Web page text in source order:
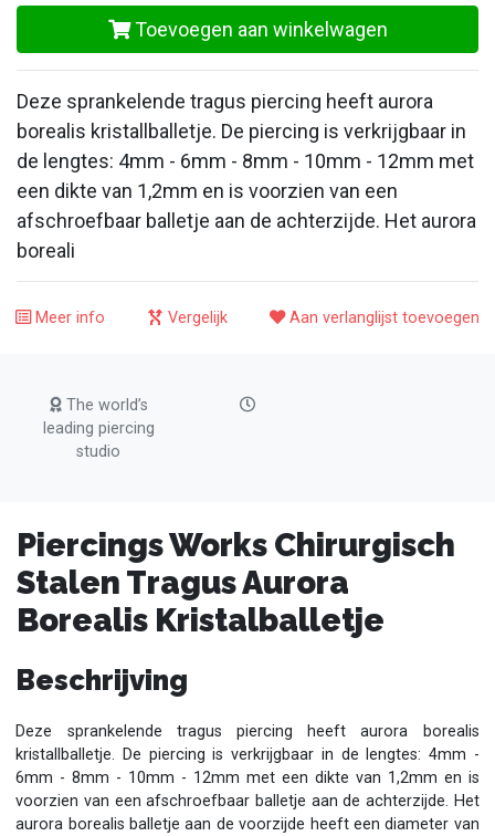
Toevoegen aan winkelwagen
Deze sprankelende tragus piercing heeft aurora
borealis kristallballetje. De piercing is verkrijgbaar in
de lengtes: 4mm - 6mm - 8mm - 10mm - 12mm met
een dikte van 1,2mm en is voorzien van een
afschroefbaar balletje aan de achterzijde. Het aurora
boreali
Meer info Vergelijk Aan verlanglijst toevoegen
The world’s
leading piercing
studio
Piercings Works Chirurgisch
Stalen Tragus Aurora
Borealis Kristalballetje
Beschrijving
Deze sprankelende tragus piercing heeft aurora borealis
kristallballetje. De piercing is verkrijgbaar in de lengtes: 4mm -
6mm - 8mm - 10mm - 12mm met een dikte van 1,2mm en is
voorzien van een afschroefbaar balletje aan de achterzijde. Het
aurora borealis balletje aan de voorzijde heeft een diameter van